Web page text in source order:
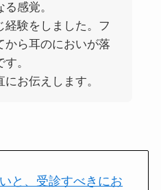
感覚。
経験をしました。フ
から耳のにおいが落
。
お伝えします。
と、受診すべきにお